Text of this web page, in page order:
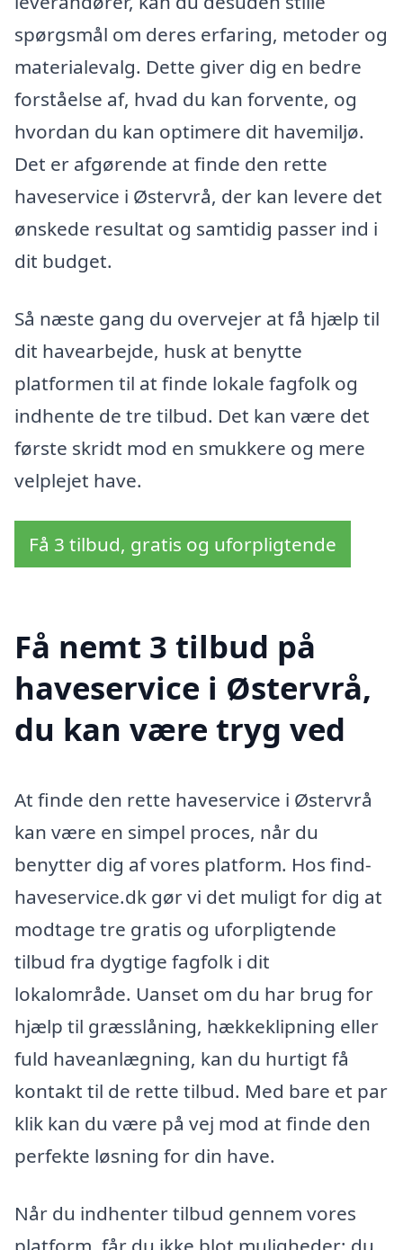
spørgsmål om deres erfaring, metoder og
materialevalg. Dette giver dig en bedre
forståelse af, hvad du kan forvente, og
hvordan du kan optimere dit havemiljø.
Det er afgørende at finde den rette
haveservice i Østervrå, der kan levere det
ønskede resultat og samtidig passer ind i
dit budget.
Så næste gang du overvejer at få hjælp til
dit havearbejde, husk at benytte
platformen til at finde lokale fagfolk og
indhente de tre tilbud. Det kan være det
første skridt mod en smukkere og mere
velplejet have.
Få 3 tilbud, gratis og uforpligtende
Få nemt 3 tilbud på
haveservice i Østervrå,
du kan være tryg ved
At finde den rette haveservice i Østervrå
kan være en simpel proces, når du
benytter dig af vores platform. Hos find-
haveservice.dk gør vi det muligt for dig at
modtage tre gratis og uforpligtende
tilbud fra dygtige fagfolk i dit
lokalområde. Uanset om du har brug for
hjælp til græsslåning, hækkeklipning eller
fuld haveanlægning, kan du hurtigt få
kontakt til de rette tilbud. Med bare et par
klik kan du være på vej mod at finde den
perfekte løsning for din have.
Når du indhenter tilbud gennem vores